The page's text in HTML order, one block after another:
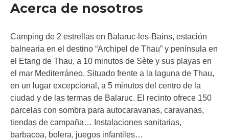
Acerca de nosotros
Camping de 2 estrellas en Balaruc-les-Bains, estación
balnearia en el destino “Archipel de Thau” y península en
el Etang de Thau, a 10 minutos de Sète y sus playas en
el mar Mediterráneo. Situado frente a la laguna de Thau,
en un lugar excepcional, a 5 minutos del centro de la
ciudad y de las termas de Balaruc. El recinto ofrece 150
parcelas con sombra para autocaravanas, caravanas,
tiendas de campaña… Instalaciones sanitarias,
barbacoa, bolera, juegos infantiles…